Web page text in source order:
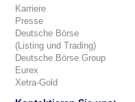
Karriere
Presse
Deutsche Börse
(Listing und Trading)
Deutsche Börse Group
Eurex
Xetra-Gold